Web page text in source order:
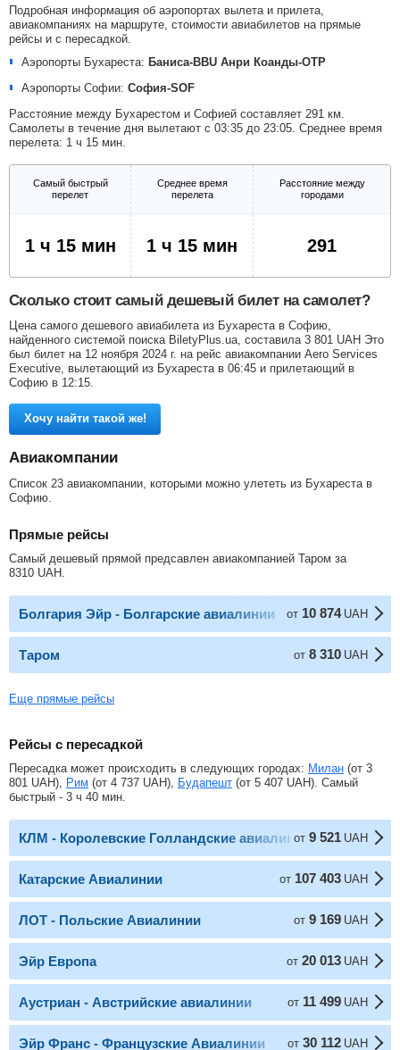
Подробная информация об аэропортах вылета и прилета,
авиакомпаниях на маршруте, стоимости авиабилетов на прямые
рейсы и с пересадкой.
Аэропорты Бухареста: Баниса-BBU Анри Коанды-OTP
Аэропорты Софии: София-SOF
Расстояние между Бухарестом и Софией составляет 291 км.
Самолеты в течение дня вылетают с 03:35 до 23:05. Среднее время
перелета: 1 ч 15 мин.
Самый быстрый
перелет
Среднее время
перелета
Расстояние между
городами
1 ч 15 мин 1 ч 15 мин 291
Сколько стоит самый дешевый билет на самолет?
Цена самого дешевого авиабилета из Бухареста в Софию,
найденного системой поиска BiletyPlus.ua, составила 3 801 UAH Это
был билет на 12 ноября 2024 г. на рейс авиакомпании Aero Services
Executive, вылетающий из Бухареста в 06:45 и прилетающий в
Софию в 12:15.
Хочу найти такой же!
Авиакомпании
Список 23 авиакомпании, которыми можно улететь из Бухареста в
Софию.
Прямые рейсы
Самый дешевый прямой предсавлен авиакомпанией Таром за
8310 UAH
Болгария Эйр - Болгарские авиалинии от 10 874 UAH
Таром от 8 310 UAH
Еще прямые рейсы
Рейсы с пересадкой
Пересадка может происходить в следующих городах: Милан (от 3
801 UAH), Рим (от 4 737 UAH), Будапешт (от 5 407 UAH). Самый
быстрый - 3 ч 40 мин.
КЛМ - Королевские Голландские авиалинии
от 9 521 UAH
Катарские Авиалинии от 107 403 UAH
ЛОТ - Польские Авиалинии от 9 169 UAH
Эйр Европа от 20 013 UAH
Аустриан - Австрийские авиалинии от 11 499 UAH
Эйр Франс - Французские Авиалинии от 30 112 UAH